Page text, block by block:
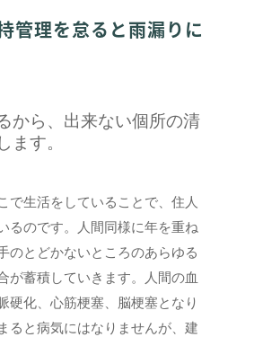
管理を怠ると雨漏りに
から、出来ない個所の清
ます。
で生活をしていることで、住人
るのです。人間同様に年を重ね
のとどかないところのあらゆる
が蓄積していきます。人間の血
硬化、心筋梗塞、脳梗塞となり
ると病気にはなりませんが、建